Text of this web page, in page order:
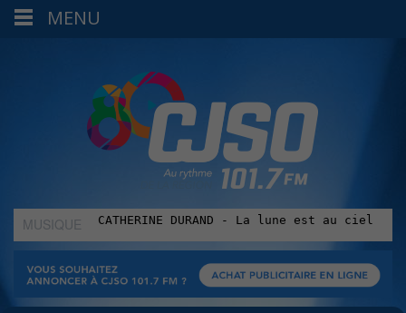
MUSIQUE
:
MENU